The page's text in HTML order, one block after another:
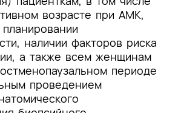
возрасте при АМК,
наличии факторов риска
а также всем женщинам
периоде
проведением